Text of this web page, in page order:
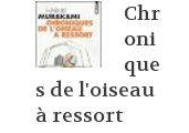
Chr
oni
que
s de l'oiseau
à ressort